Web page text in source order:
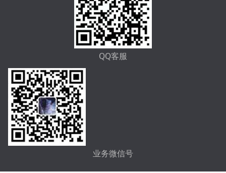
QQ客服
业务微信号